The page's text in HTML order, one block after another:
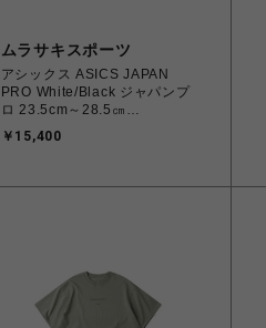
ムラサキスポーツ
アシックス ASICS JAPAN
PRO White/Black ジャパンプ
ロ 23.5cm～28.5㎝
1201A978.100
4550457071079 メンズ レデ
￥15,400